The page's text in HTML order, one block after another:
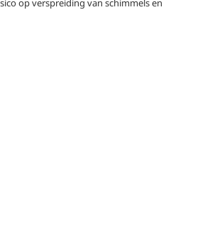
op verspreiding van schimmels en